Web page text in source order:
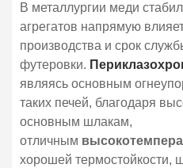
В металлургии меди
агрегатов напрямую
производства и срок
футеровки.
являясь основным
таких печей, благодаря
основным шлакам,
отличным
хорошей термостойкости,